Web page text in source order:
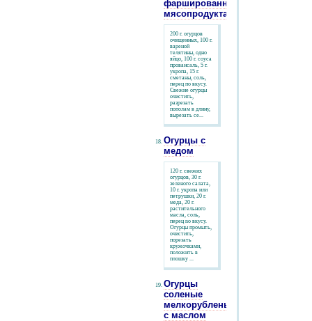
фаршированные
мясопродуктами
200 г. огурцов
очищенных, 100 г.
вареной
телятины, одно
яйцо, 100 г. соуса
провансаль, 5 г.
укропа, 15 г.
сметаны, соль,
перец по вкусу.
Свежие огурцы
очистить,
разрезать
пополам в длину,
вырезать се...
Огурцы с
медом
120 г. свежих
огурцов, 30 г.
зеленого салата,
10 г. укропа или
петрушки, 20 г.
меда, 20 г.
растительного
масла, соль,
перец no вкусу.
Огурцы промыть,
очистить,
порезать
кружочками,
положить в
плошку ...
Огурцы
соленые
мелкорубленые
с маслом